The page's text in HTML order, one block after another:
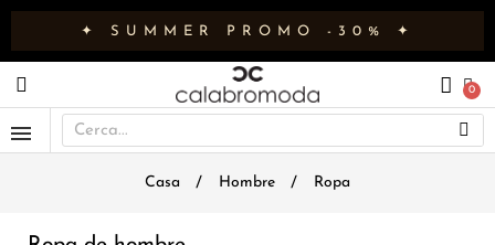
✦ SUMMER PROMO -30% ✦
Casa Hombre Ropa